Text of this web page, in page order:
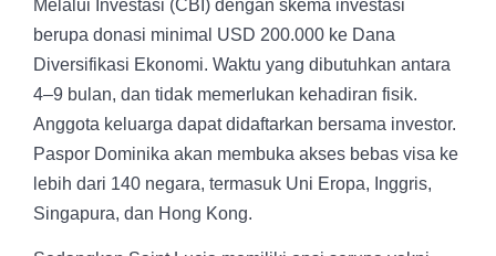
Melalui Investasi (CBI) dengan skema investasi
berupa donasi minimal USD 200.000 ke Dana
Diversifikasi Ekonomi. Waktu yang dibutuhkan antara
4–9 bulan, dan tidak memerlukan kehadiran fisik.
Anggota keluarga dapat didaftarkan bersama investor.
Paspor Dominika akan membuka akses bebas visa ke
lebih dari 140 negara, termasuk Uni Eropa, Inggris,
Singapura, dan Hong Kong.